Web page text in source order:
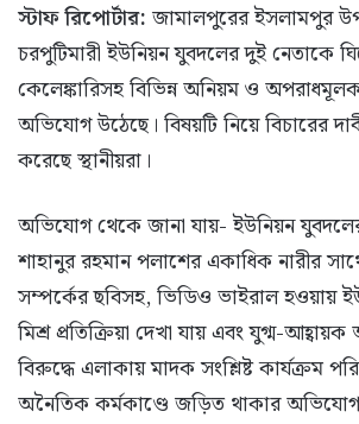
স্টাফ রিপোর্টার: জামালপুরের ইসলামপুর
চরপুটিমারী ইউনিয়ন যুবদলের দুই নেতাকে
কেলেঙ্কারিসহ বিভিন্ন অনিয়ম ও
অভিযোগ উঠেছে। বিষয়টি নিয়ে বিচারের
করেছে স্থানীয়রা।
অভিযোগ থেকে জানা যায়- ইউনিয়ন
শাহানুর রহমান পলাশের একাধিক নারীর
সম্পর্কের ছবিসহ, ভিডিও ভাইরাল হওয়ায়
মিশ্র প্রতিক্রিয়া দেখা যায় এবং যুগ্ম-
বিরুদ্ধে এলাকায় মাদক সংশ্লিষ্ট কার্যক্রম
অনৈতিক কর্মকাণ্ডে জড়িত থাকার